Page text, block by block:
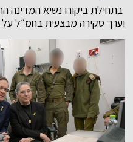
וערך סקירה מבצעית בחמ״ל על